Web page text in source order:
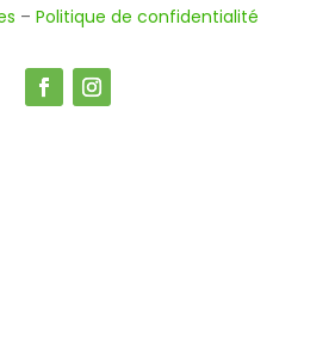
–Politique de confidentialité